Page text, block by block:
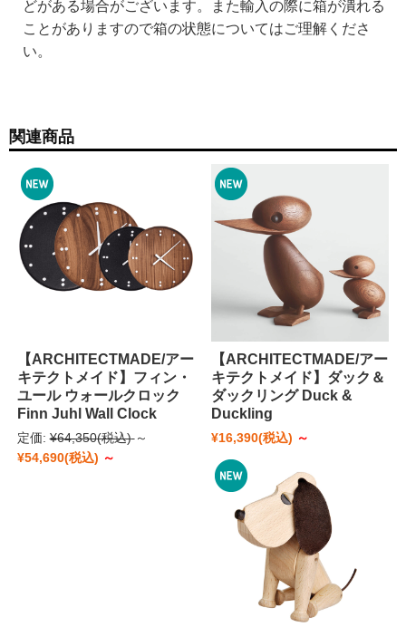
どがある場合がございます。また輸入の際に箱が潰れる
ことがありますので箱の状態についてはご理解くださ
い。
関連商品
【ARCHITECTMADE/アー
キテクトメイド】フィン・
ユール ウォールクロック
Finn Juhl Wall Clock
定価: ¥64,350(税込) ～
¥54,690(税込) ～
【ARCHITECTMADE/アー
キテクトメイド】ダック＆
ダックリング Duck &
Duckling
¥16,390(税込) ～